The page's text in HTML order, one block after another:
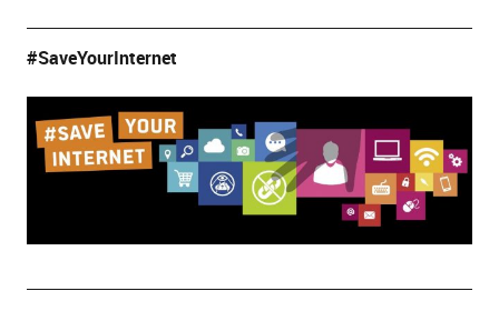
#SaveYourInternet